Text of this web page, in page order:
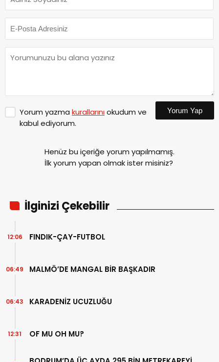
Yorum yazma kurallarınıokudum ve
kabul ediyorum.
Yorum Yap
Henüz bu içeriğe yorum yapılmamış.
İlk yorum yapan olmak ister misiniz?
İlginizi Çekebilir
FINDIK-ÇAY-FUTBOL
12:06
MALMÖ’DE MANGAL BİR BAŞKADIR
06:49
KARADENİZ UCUZLUĞU
06:43
OF MU OH MU?
12:31